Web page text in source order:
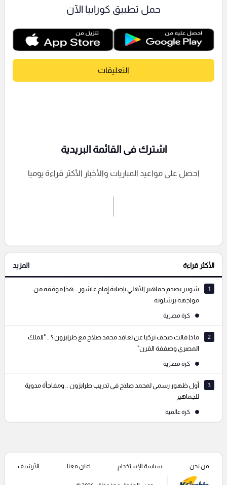
حمل تطبيق كورابيا الآن
التعليقات
إرسال تعليق
التعليقات السابقة
اشترك فى القائمة البريدية
احصل على مواعيد المباريات والأخبار الأكثر قراءة يوميا
الأكثر قراءة المزيد
1
شوبير يصدم جماهير الأهلي بإصابة إمام عاشور .. هذا موقفه من
مواجهة برشلونة
كرة مصرية
2
ماذا قالت صحف تركيا عن تعاقد محمد صلاح مع طرابزون ؟ .. "الملك
المصري وصفقة القرن"
كرة مصرية
3
أول ظهور رسمي لمحمد صلاح في تدريب طرابزون .. ومفاجأة مدوية
للجماهير
كرة عالمية
من نحن سياسة الإستخدام اعلن معنا الأرشيف